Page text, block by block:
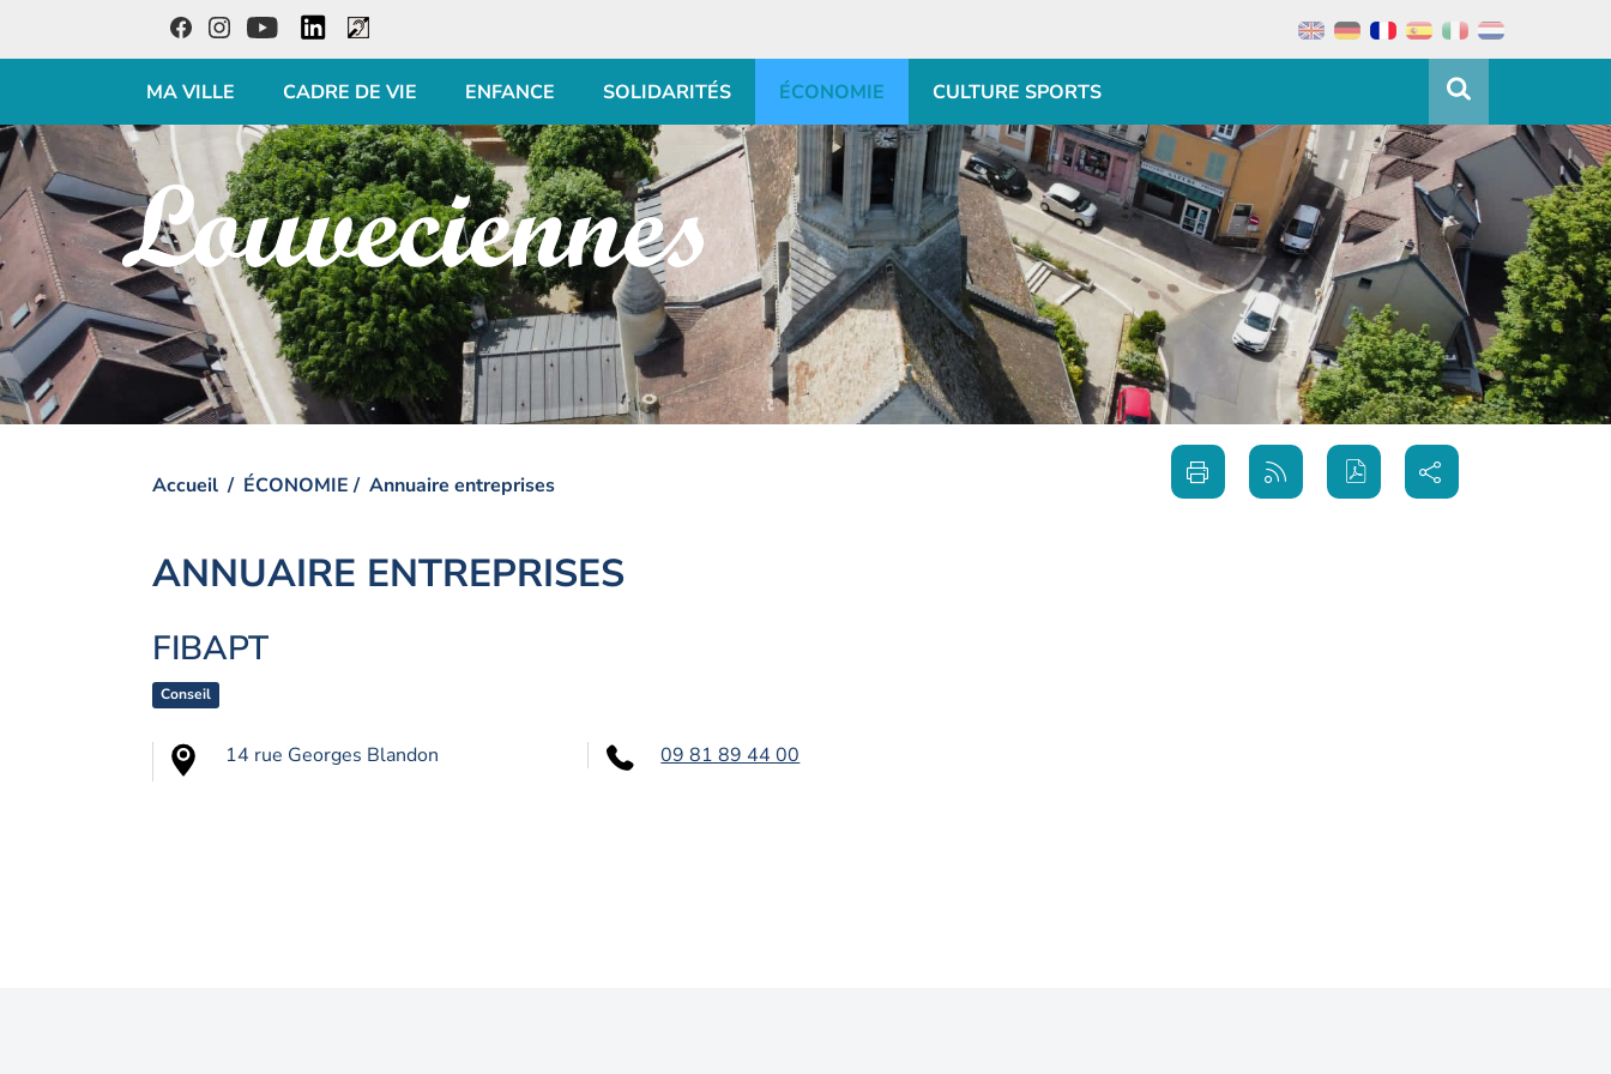
FacebookInstagramYoutube LinkedInAccessibilité
MA VILLE CADRE DE VIE ENFANCE SOLIDARITÉS ÉCONOMIE CULTURE SPORTS
Visiter la page accueil du site de Louveciennes
Accueil ÉCONOMIE Annuaire entreprises
Imprimer
cette
page
Générer
le flux
RSS
Partager
sur les
réseaux
sociaux
ANNUAIRE ENTREPRISES
FIBAPT
Conseil
14 rue Georges Blandon 09 81 89 44 00